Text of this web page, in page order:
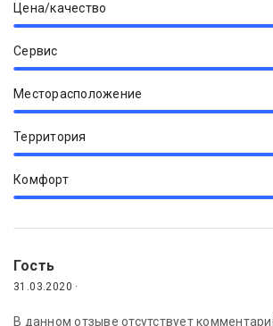
Цена/качество
Сервис
Месторасположение
Территория
Комфорт
Гость
31.03.2020 ·
В данном отзыве отсутствует